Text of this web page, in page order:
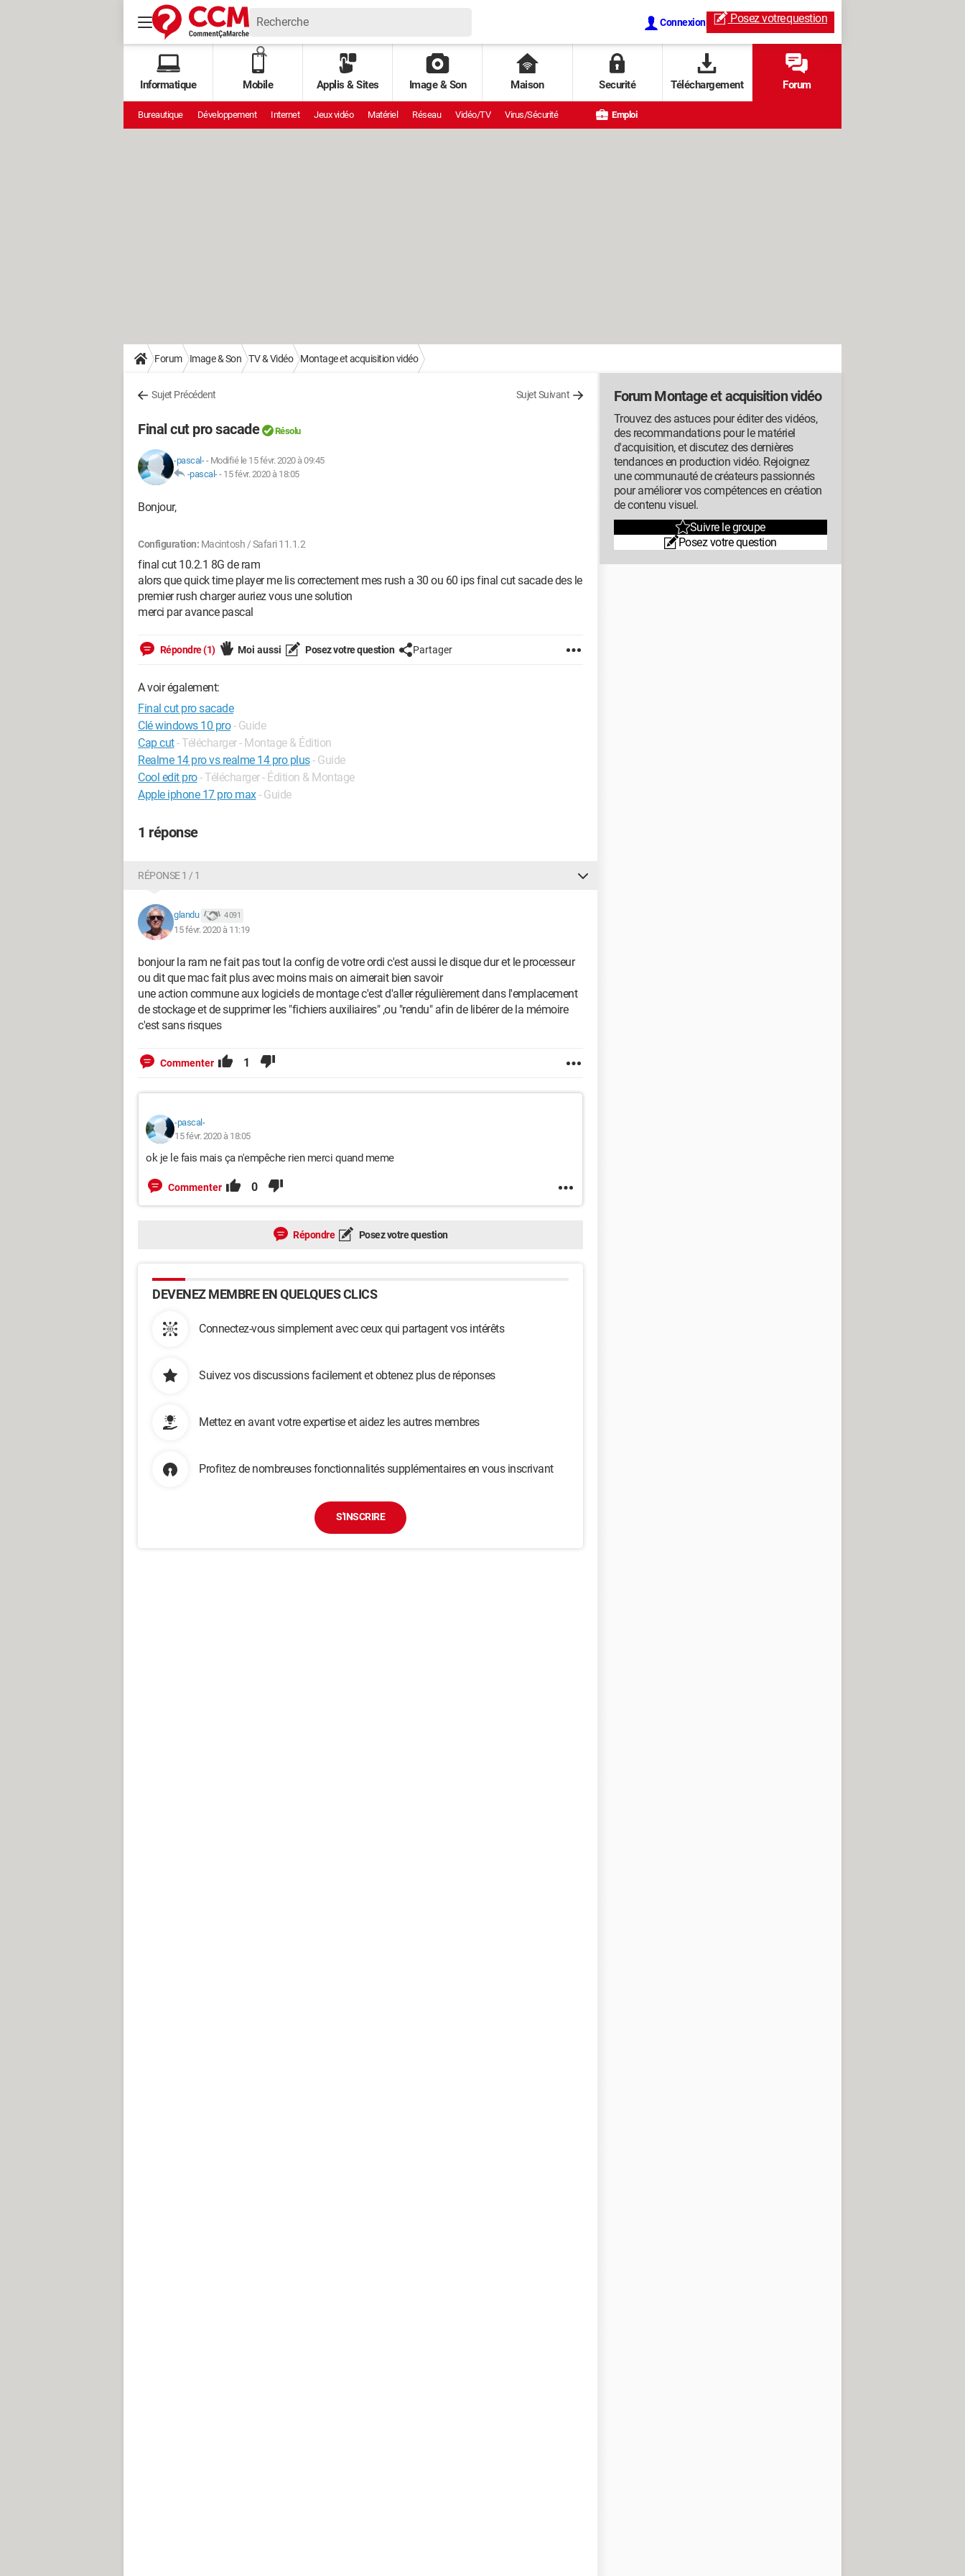
Connexion Posez votrequestion
Informatique Mobile Applis & Sites Image & Son Maison Securité Téléchargement Forum
Bureautique Développement Internet Jeux vidéo Matériel Réseau Vidéo/TV Virus/Sécurité Emploi
Forum Image & Son TV & Vidéo Montage et acquisition vidéo
Sujet Précédent Sujet Suivant
Final cut pro sacade Résolu
-pascal-- Modifié le 15 févr. 2020 à 09:45
-pascal-- 15 févr. 2020 à 18:05
Bonjour,
Configuration: Macintosh / Safari 11.1.2
final cut 10.2.1 8G de ram
alors que quick time player me lis correctement mes rush a 30 ou 60 ips final cut sacade des le
premier rush charger auriez vous une solution
merci par avance pascal
Répondre (1) Moi aussi Posez votre question Partager
A voir également:
Final cut pro sacade
Clé windows 10 pro - Guide
Cap cut- Télécharger - Montage & Édition
Realme 14 pro vs realme 14 pro plus- Guide
Cool edit pro- Télécharger - Édition & Montage
Apple iphone 17 pro max- Guide
1 réponse
RÉPONSE 1 / 1
glandu 4 091
15 févr. 2020 à 11:19
bonjour la ram ne fait pas tout la config de votre ordi c'est aussi le disque dur et le processeur
ou dit que mac fait plus avec moins mais on aimerait bien savoir
une action commune aux logiciels de montage c'est d'aller régulièrement dans l'emplacement
de stockage et de supprimer les "fichiers auxiliaires" ,ou "rendu" afin de libérer de la mémoire
c'est sans risques
Commenter 1
-pascal-
15 févr. 2020 à 18:05
ok je le fais mais ça n'empêche rien merci quand meme
Commenter 0
Répondre Posez votre question
DEVENEZ MEMBRE EN QUELQUES CLICS
Connectez-vous simplement avec ceux qui partagent vos intérêts
Suivez vos discussions facilement et obtenez plus de réponses
Mettez en avant votre expertise et aidez les autres membres
Profitez de nombreuses fonctionnalités supplémentaires en vous inscrivant
S'INSCRIRE
Forum Montage et acquisition vidéo
Trouvez des astuces pour éditer des vidéos,
des recommandations pour le matériel
d'acquisition, et discutez des dernières
tendances en production vidéo. Rejoignez
une communauté de créateurs passionnés
pour améliorer vos compétences en création
de contenu visuel.
Suivre le groupe
Posez votre question